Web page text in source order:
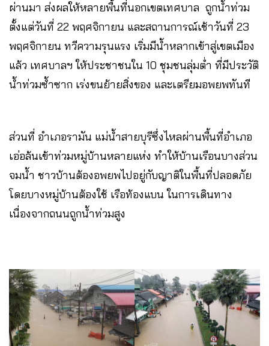
ผ่านมา ส่งผลให้หลายพื้นที่นอกเขตเทศบาล ถูกน้ำท่วม
ตั้งแต่วันที่ 22 พฤศจิกายน และสถานการณ์เช้าวันที่ 23
พฤศจิกายน ทวีความรุนแรง เริ่มมีน้ำหลากเข้าสู่เขตเมือง
แล้ว เทศบาลฯ ให้ประชาชนใน 10 ชุมชนลุ่มต่ำ ที่มีประวัติ
น้ำท่วมซ้ำซาก เร่งขนย้ายสิ่งของ และเตรียมอพยพทันที
ส่วนที่ อำเภอรามัน แม่น้ำสายบุรีซึ่งไหลผ่านพื้นที่อำเภอ
เอ่อล้นเข้าท่วมหมู่บ้านหลายแห่ง ทำให้บ้านเรือนบางส่วน
จมน้ำ ชาวบ้านต้องอพยพไปอยู่กับญาติในพื้นที่ปลอดภัย
โดยบางหมู่บ้านต้องใช้ เรือท้องแบน ในการเดินทาง
เนื่องจากถนนถูกน้ำท่วมสูง